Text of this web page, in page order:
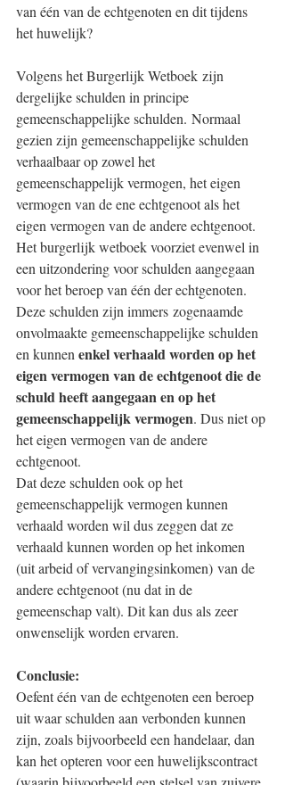
van één van de echtgenoten en dit tijdens
het huwelijk?
Volgens het Burgerlijk Wetboek zijn
dergelijke schulden in principe
gemeenschappelijke schulden. Normaal
gezien zijn gemeenschappelijke schulden
verhaalbaar op zowel het
gemeenschappelijk vermogen, het eigen
vermogen van de ene echtgenoot als het
eigen vermogen van de andere echtgenoot.
Het burgerlijk wetboek voorziet evenwel in
een uitzondering voor schulden aangegaan
voor het beroep van één der echtgenoten.
Deze schulden zijn immers zogenaamde
onvolmaakte gemeenschappelijke schulden
en kunnen enkel verhaald worden op het
eigen vermogen van de echtgenoot die de
schuld heeft aangegaan en op het
gemeenschappelijk vermogen. Dus niet op
het eigen vermogen van de andere
echtgenoot.
Dat deze schulden ook op het
gemeenschappelijk vermogen kunnen
verhaald worden wil dus zeggen dat ze
verhaald kunnen worden op het inkomen
(uit arbeid of vervangingsinkomen) van de
andere echtgenoot (nu dat in de
gemeenschap valt). Dit kan dus als zeer
onwenselijk worden ervaren.
Conclusie:
Oefent één van de echtgenoten een beroep
uit waar schulden aan verbonden kunnen
zijn, zoals bijvoorbeeld een handelaar, dan
kan het opteren voor een huwelijkscontract